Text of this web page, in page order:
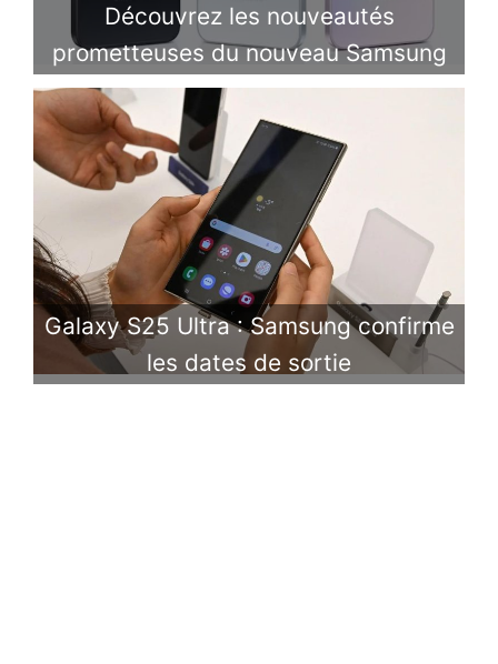
Découvrez les nouveautés
prometteuses du nouveau Samsung
Galaxy S25 Ultra : Samsung confirme
les dates de sortie